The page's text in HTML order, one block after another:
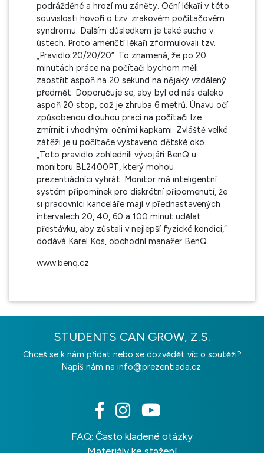
podrážděné a hrozí mu záněty. Oční lékaři v této
souvislosti hovoří o tzv. zrakovém počítačovém
syndromu. Dalším důsledkem je také sucho v
ústech. Proto američtí lékaři zformulovali tzv.
„Pravidlo 20/20/20“. To znamená, že po 20
minutách práce na počítači bychom měli
zaostřit aspoň na 20 sekund na nějaký vzdálený
předmět. Doporučuje se, aby byl od nás daleko
aspoň 20 stop, což je zhruba 6 metrů. Únavu očí
způsobenou dlouhou prací na počítači lze
zmírnit i vhodnými očními kapkami. Zvláště velké
zátěži je u počítače vystaveno dětské oko.
„Toto pravidlo zohlednili vývojáři BenQ u
monitoru BL2400PT, který mohou
prezentiádníci vyhrát. Monitor má inteligentní
systém připomínek pro diskrétní připomenutí, že
si pracovníci kanceláře mají v přednastavených
intervalech 20, 40, 60 a 100 minut udělat
přestávku, aby zůstali v nejlepší fyzické kondici,“
dodává Karel Kos, obchodní manažer BenQ.
www.benq.cz
STUDENTS CAN GROW, Z.S.
Chceš se k nám přidat nebo se dozvědět víc o soutěži?
Napiš nám na info@prezentiada.cz.
FAQ: Často kladené otázky